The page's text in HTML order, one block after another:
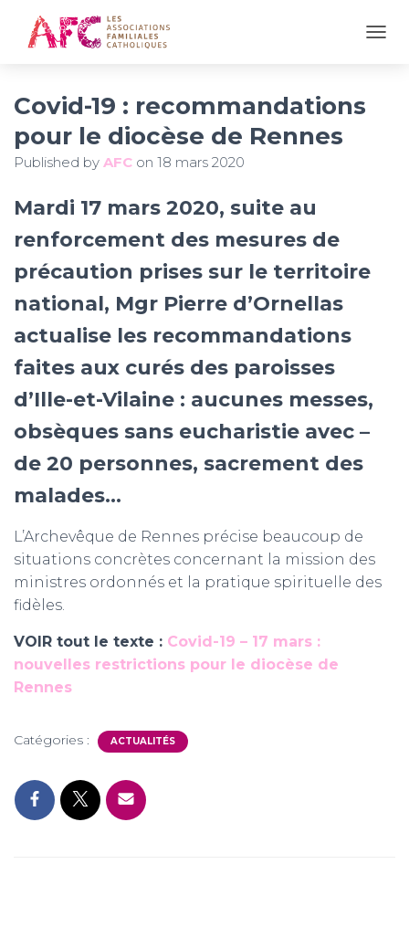
Covid-19 : recommandations
pour le diocèse de Rennes
Published by AFC on 18 mars 2020
Mardi 17 mars 2020, suite au
renforcement des mesures de
précaution prises sur le territoire
national, Mgr Pierre d’Ornellas
actualise les recommandations
faites aux curés des paroisses
d’Ille-et-Vilaine : aucunes messes,
obsèques sans eucharistie avec –
de 20 personnes, sacrement des
malades…
L’Archevêque de Rennes précise beaucoup de
situations concrètes concernant la mission des
ministres ordonnés et la pratique spirituelle des
fidèles.
VOIR tout le texte : Covid-19 – 17 mars :
nouvelles restrictions pour le diocèse de
Rennes
Catégories : ACTUALITÉS